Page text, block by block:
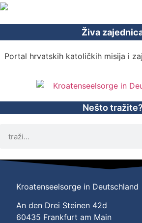
Živa
Portal hrvatskih katoličkih misija i
Nešto tražite?
Kroatenseelsorge in Deutschland
An den Drei Steinen 42d
60435 Frankfurt am Main